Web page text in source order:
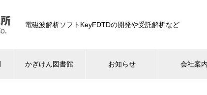
電磁波解析ソフトKeyFDTDの開発や受託解析など
かぎけん図書館 お知らせ 会社案内